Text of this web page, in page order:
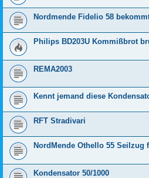
Nordmende Fidelio 58
Philips BD203U Kommißbrot
REMA2003
Kennt jemand diese
RFT Stradivari
NordMende Othello 55
Kondensator 50/1000